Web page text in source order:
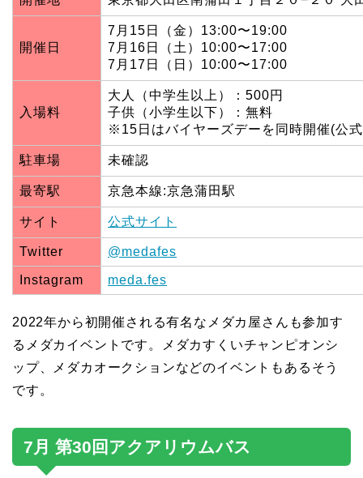
開催日
7月15日（金）13:00〜19:00
7月16日（土）10:00〜17:00
7月17日（日）10:00〜17:00
入場料
大人（中学生以上）：500円
子供（小学生以下）：無料
※15日はバイヤーズデーを同時開催(公
駐車場 未確認
最寄駅 京急本線:京急蒲田駅
サイト 公式サイト
Twitter @medafes
Instagram meda.fes
2022年から初開催される有名なメダカ屋さんも参加す
るメダカイベントです。メダカすくいチャンピオンシ
ップ、メダカオークションなどのイベントもあるそう
です。
7月 第30回アクアリウムバス